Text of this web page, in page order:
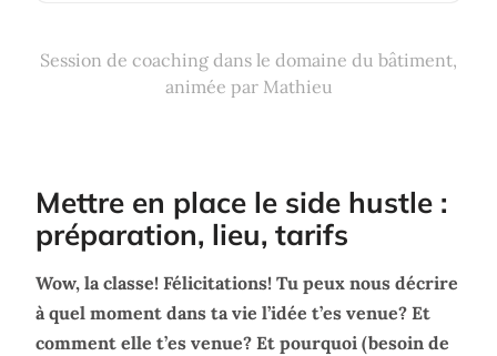
Session de coaching dans le domaine du bâtiment,
animée par Mathieu
Mettre en place le side hustle :
préparation, lieu, tarifs
Wow, la classe! Félicitations! Tu peux nous décrire
à quel moment dans ta vie l’idée t’es venue? Et
comment elle t’es venue? Et pourquoi (besoin de